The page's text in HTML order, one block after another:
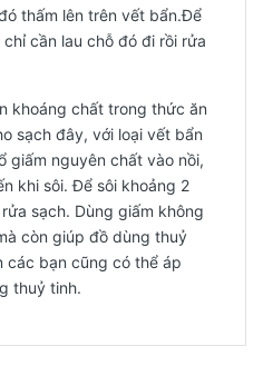
thấm lên trên vết bẩn.Để
cần lau chỗ đó đi rồi rửa
khoáng chất trong thức ăn
sạch đây, với loại vết bẩn
giấm nguyên chất vào nồi,
khi sôi. Để sôi khoảng 2
sạch. Dùng giấm không
còn giúp đồ dùng thuỷ
các bạn cũng có thể áp
thuỷ tinh.